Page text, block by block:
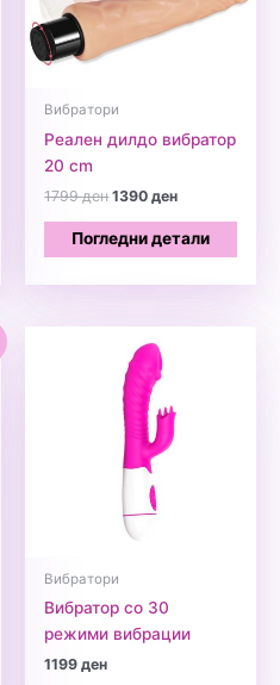
Вибратори
Реален дилдо вибратор
20 cm
1799денOriginal
was:
1799 ден.
1390денCurrent
is:
Погледни детали
Вибратори
Вибратор со 30
режими вибрации
1199ден